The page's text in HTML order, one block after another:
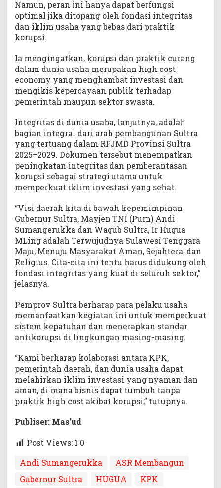
Namun, peran ini hanya dapat berfungsi
optimal jika ditopang oleh fondasi integritas
dan iklim usaha yang bebas dari praktik
korupsi.
Ia mengingatkan, korupsi dan praktik curang
dalam dunia usaha merupakan high cost
economy yang menghambat investasi dan
mengikis kepercayaan publik terhadap
pemerintah maupun sektor swasta.
Integritas di dunia usaha, lanjutnya, adalah
bagian integral dari arah pembangunan Sultra
yang tertuang dalam RPJMD Provinsi Sultra
2025–2029. Dokumen tersebut menempatkan
peningkatan integritas dan pemberantasan
korupsi sebagai strategi utama untuk
memperkuat iklim investasi yang sehat.
“Visi daerah kita di bawah kepemimpinan
Gubernur Sultra, Mayjen TNI (Purn) Andi
Sumangerukka dan Wagub Sultra, Ir Hugua
MLing adalah Terwujudnya Sulawesi Tenggara
Maju, Menuju Masyarakat Aman, Sejahtera, dan
Religius. Cita-cita ini tentu harus didukung oleh
fondasi integritas yang kuat di seluruh sektor,”
jelasnya.
Pemprov Sultra berharap para pelaku usaha
memanfaatkan kegiatan ini untuk memperkuat
sistem kepatuhan dan menerapkan standar
antikorupsi di lingkungan masing-masing.
“Kami berharap kolaborasi antara KPK,
pemerintah daerah, dan dunia usaha dapat
melahirkan iklim investasi yang nyaman dan
aman, di mana bisnis dapat tumbuh tanpa
praktik high cost akibat korupsi,” tutupnya.
Publiser: Mas’ud
Post Views: 1 0
Andi Sumangerukka
ASR Membangun
Gubernur Sultra
HUGUA
KPK